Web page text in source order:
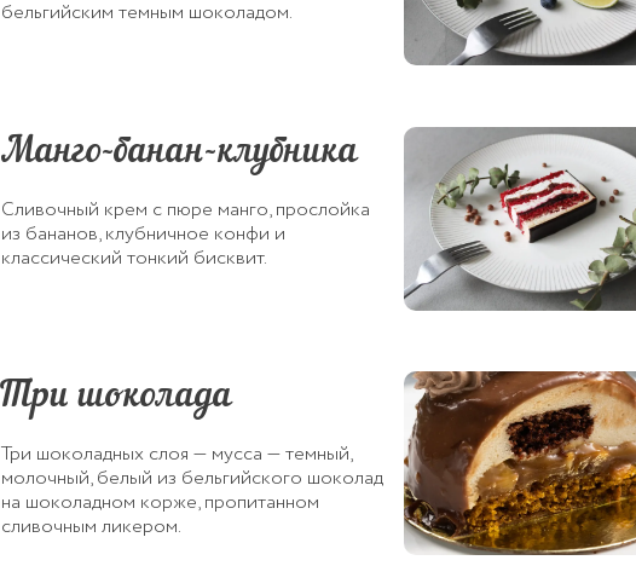
бельгийским темным шоколадом.
Манго-банан-клубника
Сливочный крем с пюре манго, прослойка
из бананов, клубничное конфи и
классический тонкий бисквит.
Три шоколада
Три шоколадных слоя — мусса — темный,
молочный, белый из бельгийского шоколад
на шоколадном корже, пропитанном
сливочным ликером.